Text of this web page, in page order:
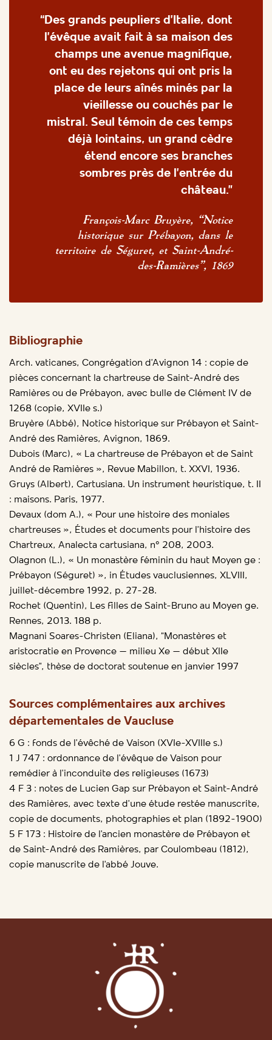
“Des grands peupliers d’Italie, dont
l’évêque avait fait à sa maison des
champs une avenue magnifique,
ont eu des rejetons qui ont pris la
place de leurs aînés minés par la
vieillesse ou couchés par le
mistral. Seul témoin de ces temps
déjà lointains, un grand cèdre
étend encore ses branches
sombres près de l’entrée du
château.”
François-Marc Bruyère, “Notice
historique sur Prébayon, dans le
territoire de Séguret, et Saint-André-
des-Ramières”, 1869
Bibliographie
Arch. vaticanes, Congrégation d’Avignon 14 : copie de
pièces concernant la chartreuse de Saint-André des
Ramières ou de Prébayon, avec bulle de Clément IV de
1268 (copie, XVIIe s.)
Bruyère (Abbé), Notice historique sur Prébayon et Saint-
André des Ramières, Avignon, 1869.
Dubois (Marc), « La chartreuse de Prébayon et de Saint
André de Ramières », Revue Mabillon, t. XXVI, 1936.
Gruys (Albert), Cartusiana. Un instrument heuristique, t. II
: maisons. Paris, 1977.
Devaux (dom A.), « Pour une histoire des moniales
chartreuses », Études et documents pour l’histoire des
Chartreux, Analecta cartusiana, n° 208, 2003.
Olagnon (L.), « Un monastère féminin du haut Moyen ge :
Prébayon (Séguret) », in Études vauclusiennes, XLVIII,
juillet-décembre 1992, p. 27-28.
Rochet (Quentin), Les filles de Saint-Bruno au Moyen ge.
Rennes, 2013. 188 p.
Magnani Soares-Christen (Eliana), “Monastères et
aristocratie en Provence – milieu Xe – début XIIe
siècles”, thèse de doctorat soutenue en janvier 1997
Sources complémentaires aux archives
départementales de Vaucluse
6 G : fonds de l’évêché de Vaison (XVIe-XVIIIe s.)
1 J 747 : ordonnance de l’évêque de Vaison pour
remédier à l’inconduite des religieuses (1673)
4 F 3 : notes de Lucien Gap sur Prébayon et Saint-André
des Ramières, avec texte d’une étude restée manuscrite,
copie de documents, photographies et plan (1892-1900)
5 F 173 : Histoire de l’ancien monastère de Prébayon et
de Saint-André des Ramières, par Coulombeau (1812),
copie manuscrite de l’abbé Jouve.